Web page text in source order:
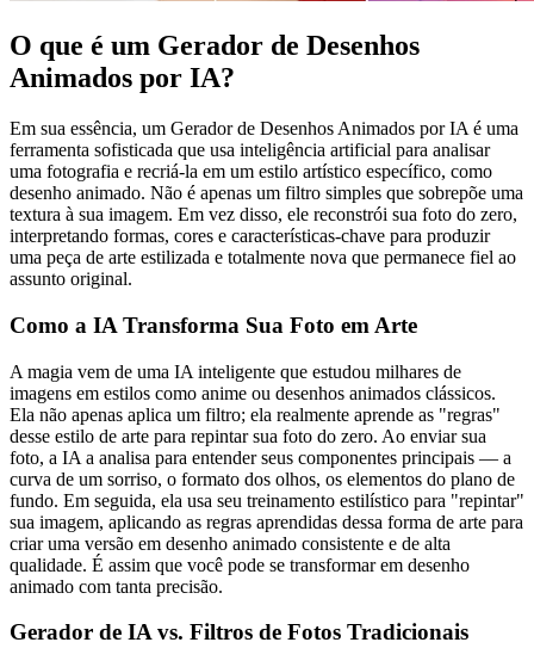
O que é um Gerador de Desenhos
Animados por IA?
Em sua essência, um Gerador de Desenhos Animados por IA é uma
ferramenta sofisticada que usa inteligência artificial para analisar
uma fotografia e recriá-la em um estilo artístico específico, como
desenho animado. Não é apenas um filtro simples que sobrepõe uma
textura à sua imagem. Em vez disso, ele reconstrói sua foto do zero,
interpretando formas, cores e características-chave para produzir
uma peça de arte estilizada e totalmente nova que permanece fiel ao
assunto original.
Como a IA Transforma Sua Foto em Arte
A magia vem de uma IA inteligente que estudou milhares de
imagens em estilos como anime ou desenhos animados clássicos.
Ela não apenas aplica um filtro; ela realmente aprende as "regras"
desse estilo de arte para repintar sua foto do zero. Ao enviar sua
foto, a IA a analisa para entender seus componentes principais — a
curva de um sorriso, o formato dos olhos, os elementos do plano de
fundo. Em seguida, ela usa seu treinamento estilístico para "repintar"
sua imagem, aplicando as regras aprendidas dessa forma de arte para
criar uma versão em desenho animado consistente e de alta
qualidade. É assim que você pode se transformar em desenho
animado com tanta precisão.
Gerador de IA vs. Filtros de Fotos Tradicionais